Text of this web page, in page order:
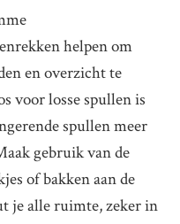
helpen om
en overzicht te
voor losse spullen is
spullen meer
gebruik van de
of bakken aan de
je alle ruimte, zeker in